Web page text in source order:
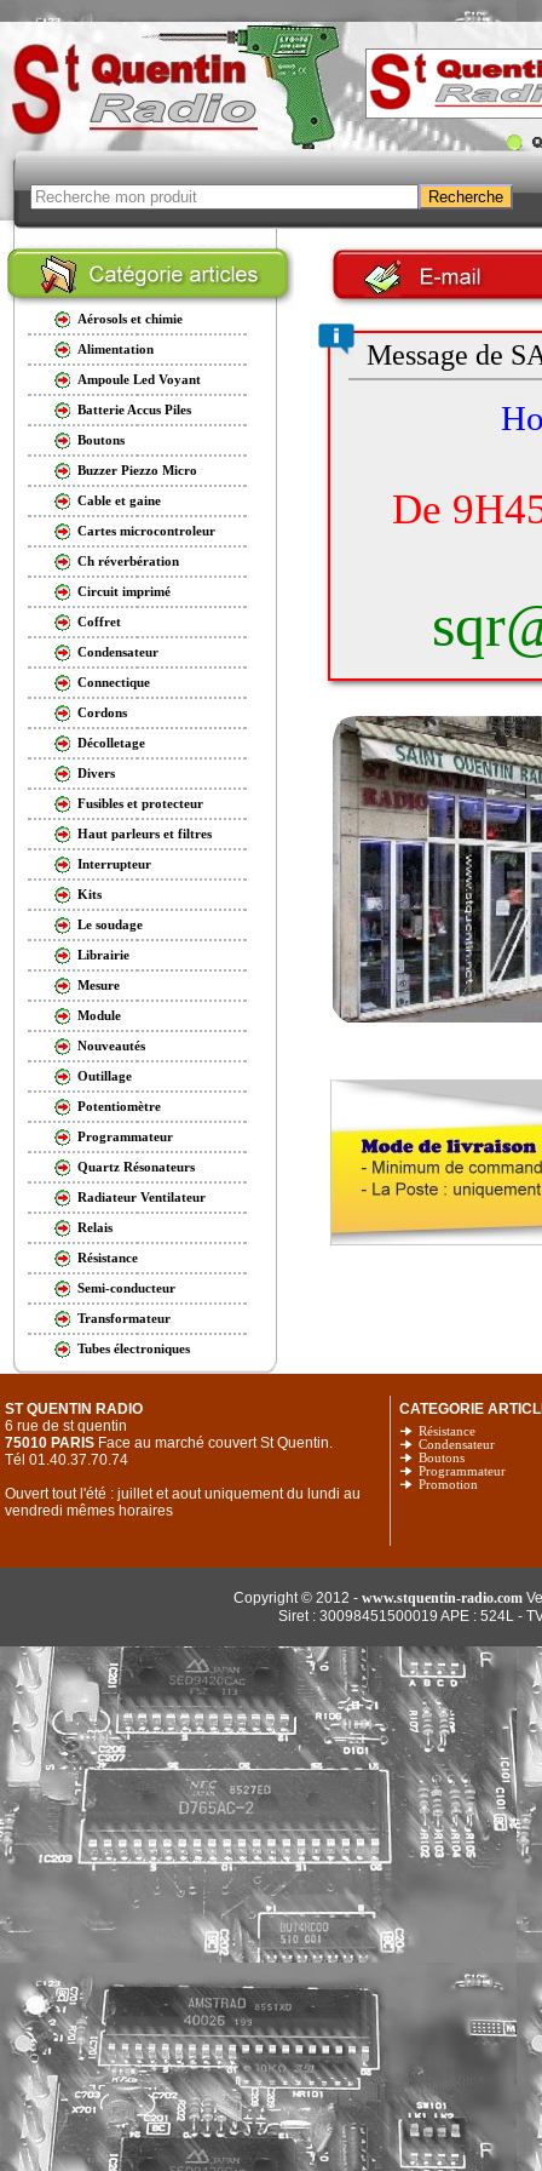
Aérosols et chimie
Alimentation
Ampoule Led Voyant
Batterie Accus Piles
Boutons
Buzzer Piezzo Micro
Cable et gaine
Cartes microcontroleur
Ch réverbération
Circuit imprimé
Coffret
Condensateur
Connectique
Cordons
Décolletage
Divers
Fusibles et protecteur
Haut parleurs et filtres
Interrupteur
Kits
Le soudage
Librairie
Mesure
Module
Nouveautés
Outillage
Potentiomètre
Programmateur
Quartz Résonateurs
Radiateur Ventilateur
Relais
Résistance
Semi-conducteur
Transformateur
Tubes électroniques
Message de
De
ST QUENTIN RADIO
6 rue de st quentin
75010 PARIS Face au marché couvert St Quentin.
Tél 01.40.37.70.74
Ouvert tout l'été : juillet et aout uniquement du lundi au
vendredi mêmes horaires
CATEGORIE
Résistance
Condensateur
Boutons
Programmateur
Promotion
Copyright © 2012 - www.stquentin-radio.com
Siret : 30098451500019 APE : 524L -